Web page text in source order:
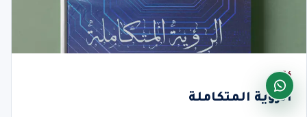
كتاب
الرؤية المتكاملة